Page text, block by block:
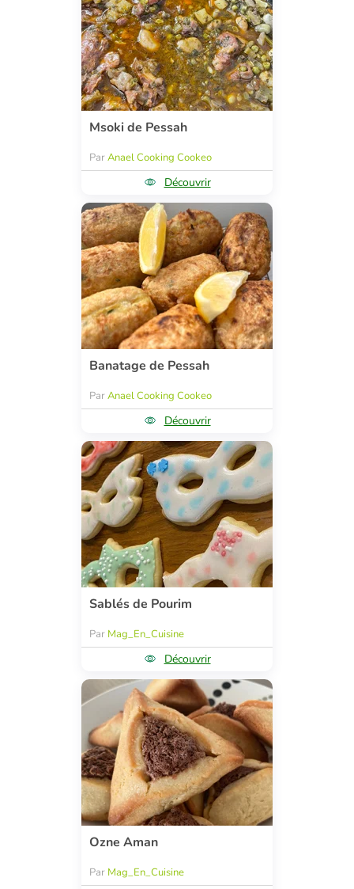
Msoki de Pessah
Par Anael Cooking Cookeo
Découvrir
Banatage de Pessah
Par Anael Cooking Cookeo
Découvrir
Sablés de Pourim
Par Mag_En_Cuisine
Découvrir
Ozne Aman
Par Mag_En_Cuisine